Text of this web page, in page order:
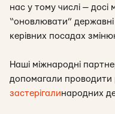
нас у тому числі —
“оновлювати”
керівних посадах
Наші міжнародні
допомагали
застерігалинародних